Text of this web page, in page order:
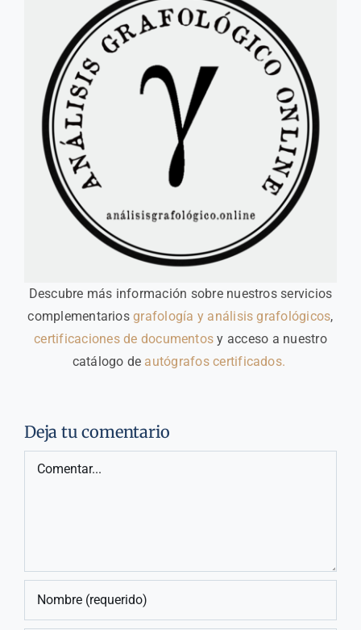
Descubre más información sobre nuestros servicios
complementariosgrafología y análisis grafológicos,
certificaciones de documentos y acceso a nuestro
catálogo de autógrafos certificados.
Deja tu comentario
Comentar